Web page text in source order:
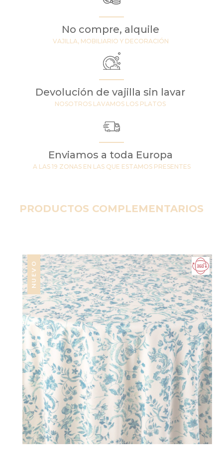
No compre, alquile
VAJILLA, MOBILIARIO Y DECORACIÓN
Devolución de vajilla sin lavar
NOSOTROS LAVAMOS LOS PLATOS
Enviamos a toda Europa
A LAS 19 ZONAS EN LAS QUE ESTAMOS PRESENTES
PRODUCTOS COMPLEMENTARIOS
NUEVO